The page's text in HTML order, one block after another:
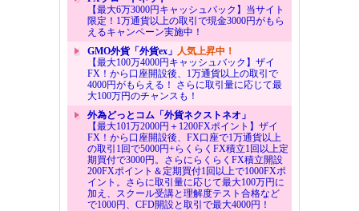
【最大6万3000円キャッシュバック】当サイト
限定！1万通貨以上の取引で現金3000円がもら
えるキャンペーン実施中！
GMO外貨「外貨ex」 人気上昇中！
【最大100万4000円キャッシュバック】ザイ
FX！から口座開設後、1万通貨以上の取引で
4000円がもらえる！ さらに取引量に応じて最
大100万円のチャンスも！
外為どっとコム「外貨ネクストネオ」
【最大101万2000円＋1200FXポイント】ザイ
FX！から口座開設後、FX口座で1万通貨以上
の取引1回で5000円+らくらくFX積立1回以上定
期買付で3000円。さらにらくらくFX積立開設
200FXポイント＆定期買付1回以上で1000FXポ
イント。さらに取引量に応じて最大100万円に
加え、スクール受講と理解度テスト合格など
で1000円、CFD開設と取引で最大4000円！